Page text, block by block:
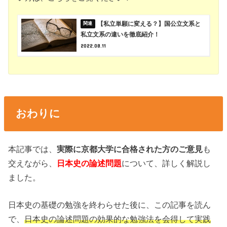
【私立単願に変える？】国公立文系と
私立文系の違いを徹底紹介！
2022.08.11
おわりに
本記事では、実際に京都大学に合格された方のご意見 も
交えながら、
日本史の論述問題について、詳しく解説し
ました。
日本史の基礎の勉強を終わらせた後に、この記事を読ん
で、日本史の論述問題の効果的な勉強法を会得して実践